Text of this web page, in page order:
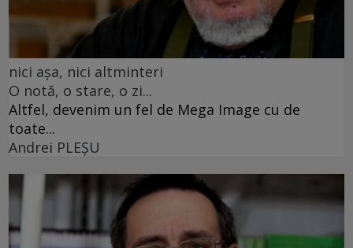
nici așa, nici altminteri
O notă, o stare, o zi...
Altfel, devenim un fel de Mega Image cu de
toate...
Andrei PLEŞU